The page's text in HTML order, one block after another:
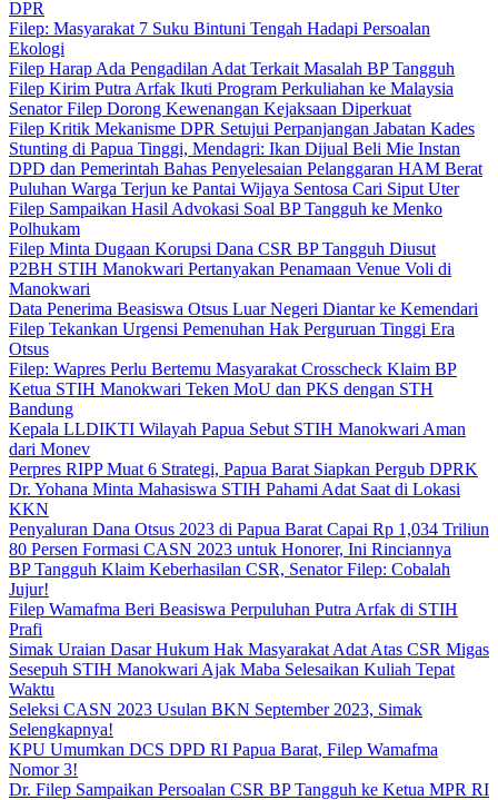
DPR
Filep: Masyarakat 7 Suku Bintuni Tengah Hadapi Persoalan
Ekologi
Filep Harap Ada Pengadilan Adat Terkait Masalah BP Tangguh
Filep Kirim Putra Arfak Ikuti Program Perkuliahan ke Malaysia
Senator Filep Dorong Kewenangan Kejaksaan Diperkuat
Filep Kritik Mekanisme DPR Setujui Perpanjangan Jabatan Kades
Stunting di Papua Tinggi, Mendagri: Ikan Dijual Beli Mie Instan
DPD dan Pemerintah Bahas Penyelesaian Pelanggaran HAM Berat
Puluhan Warga Terjun ke Pantai Wijaya Sentosa Cari Siput Uter
Filep Sampaikan Hasil Advokasi Soal BP Tangguh ke Menko
Polhukam
Filep Minta Dugaan Korupsi Dana CSR BP Tangguh Diusut
P2BH STIH Manokwari Pertanyakan Penamaan Venue Voli di
Manokwari
Data Penerima Beasiswa Otsus Luar Negeri Diantar ke Kemendari
Filep Tekankan Urgensi Pemenuhan Hak Perguruan Tinggi Era
Otsus
Filep: Wapres Perlu Bertemu Masyarakat Crosscheck Klaim BP
Ketua STIH Manokwari Teken MoU dan PKS dengan STH
Bandung
Kepala LLDIKTI Wilayah Papua Sebut STIH Manokwari Aman
dari Monev
Perpres RIPP Muat 6 Strategi, Papua Barat Siapkan Pergub DPRK
Dr. Yohana Minta Mahasiswa STIH Pahami Adat Saat di Lokasi
KKN
Penyaluran Dana Otsus 2023 di Papua Barat Capai Rp 1,034 Triliun
80 Persen Formasi CASN 2023 untuk Honorer, Ini Rinciannya
BP Tangguh Klaim Keberhasilan CSR, Senator Filep: Cobalah
Jujur!
Filep Wamafma Beri Beasiswa Perpuluhan Putra Arfak di STIH
Prafi
Simak Uraian Dasar Hukum Hak Masyarakat Adat Atas CSR Migas
Sesepuh STIH Manokwari Ajak Maba Selesaikan Kuliah Tepat
Waktu
Seleksi CASN 2023 Usulan BKN September 2023, Simak
Selengkapnya!
KPU Umumkan DCS DPD RI Papua Barat, Filep Wamafma
Nomor 3!
Dr. Filep Sampaikan Persoalan CSR BP Tangguh ke Ketua MPR RI